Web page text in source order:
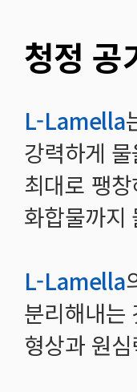
청정 공
L-Lamella
강력하게
최대로 팽
화합물까지
L-Lamella
분리해내는
형상과 원